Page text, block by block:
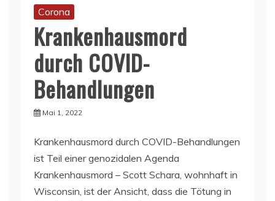
Corona
Krankenhausmord
durch COVID-
Behandlungen
Mai 1, 2022
Krankenhausmord durch COVID-Behandlungen
ist Teil einer genozidalen Agenda
Krankenhausmord – Scott Schara, wohnhaft in
Wisconsin, ist der Ansicht, dass die Tötung in